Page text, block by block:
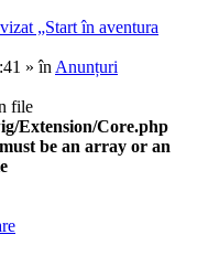
„Start în aventura
» în Anunțuri
file
Extension/Core.php
be an array or an